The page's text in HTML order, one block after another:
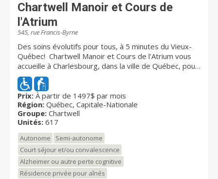
Chartwell Manoir et Cours de
l'Atrium
545, rue Francis-Byrne
Des soins évolutifs pour tous, à 5 minutes du Vieux-
Québec! Chartwell Manoir et Cours de l’Atrium vous
accueille à Charlesbourg, dans la ville de Québec, pour
vous faire vivre votre retraite avec le
professionnalisme que lui confère sa vaste expérience
auprès des retraités. Nos résidents autonomes et
semiautonomes forment, avec les employés, une
grande communauté rayonnante et bien impliquée.
Notre résidence offre un choix de studios et
d’appartements 3 ½ à 5 ½, et des aires communes où
se déroule une vie sociale remplie d’activités
continuellement renouvelées. Chaque journée réserve
sa surprise! Le Vieux-Québec et ses services en tout
genre sont facilement accessibles en voiture et en
Prix: À partir de 1497$ par mois
Région: Québec, Capitale-Nationale
Groupe: Chartwell
Unités: 617
Autonome
Semi-autonome
Court séjour et/ou convalescence
Alzheimer ou autre perte cognitive
Résidence privée pour aînés